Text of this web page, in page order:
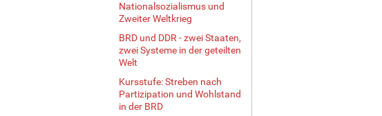
Nationalsozialismus und
Zweiter Weltkrieg
BRD und DDR - zwei Staaten,
zwei Systeme in der geteilten
Welt
Kursstufe: Streben nach
Partizipation und Wohlstand
in der BRD